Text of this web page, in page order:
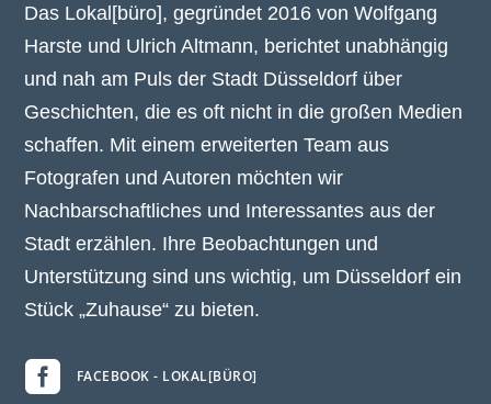
Das Lokal[büro], gegründet 2016 von Wolfgang
Harste und Ulrich Altmann, berichtet unabhängig
und nah am Puls der Stadt Düsseldorf über
Geschichten, die es oft nicht in die großen Medien
schaffen. Mit einem erweiterten Team aus
Fotografen und Autoren möchten wir
Nachbarschaftliches und Interessantes aus der
Stadt erzählen. Ihre Beobachtungen und
Unterstützung sind uns wichtig, um Düsseldorf ein
Stück „Zuhause“ zu bieten.
 FACEBOOK - LOKAL[BÜRO]